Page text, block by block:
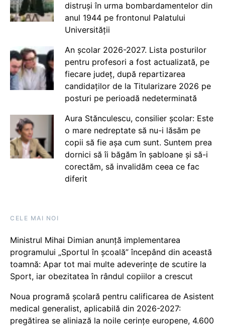
distruși în urma bombardamentelor din
anul 1944 pe frontonul Palatului
Universității
An școlar 2026-2027. Lista posturilor
pentru profesori a fost actualizată, pe
fiecare județ, după repartizarea
candidaților de la Titularizare 2026 pe
posturi pe perioadă nedeterminată
Aura Stănculescu, consilier școlar: Este
o mare nedreptate să nu-i lăsăm pe
copii să fie așa cum sunt. Suntem prea
dornici să îi băgăm în șabloane și să-i
corectăm, să invalidăm ceea ce fac
diferit
CELE MAI NOI
Ministrul Mihai Dimian anunță implementarea
programului „Sportul în școală” începând din această
toamnă: Apar tot mai multe adeverințe de scutire la
Sport, iar obezitatea în rândul copiilor a crescut
Noua programă școlară pentru calificarea de Asistent
medical generalist, aplicabilă din 2026-2027:
pregătirea se aliniază la noile cerințe europene, 4.600